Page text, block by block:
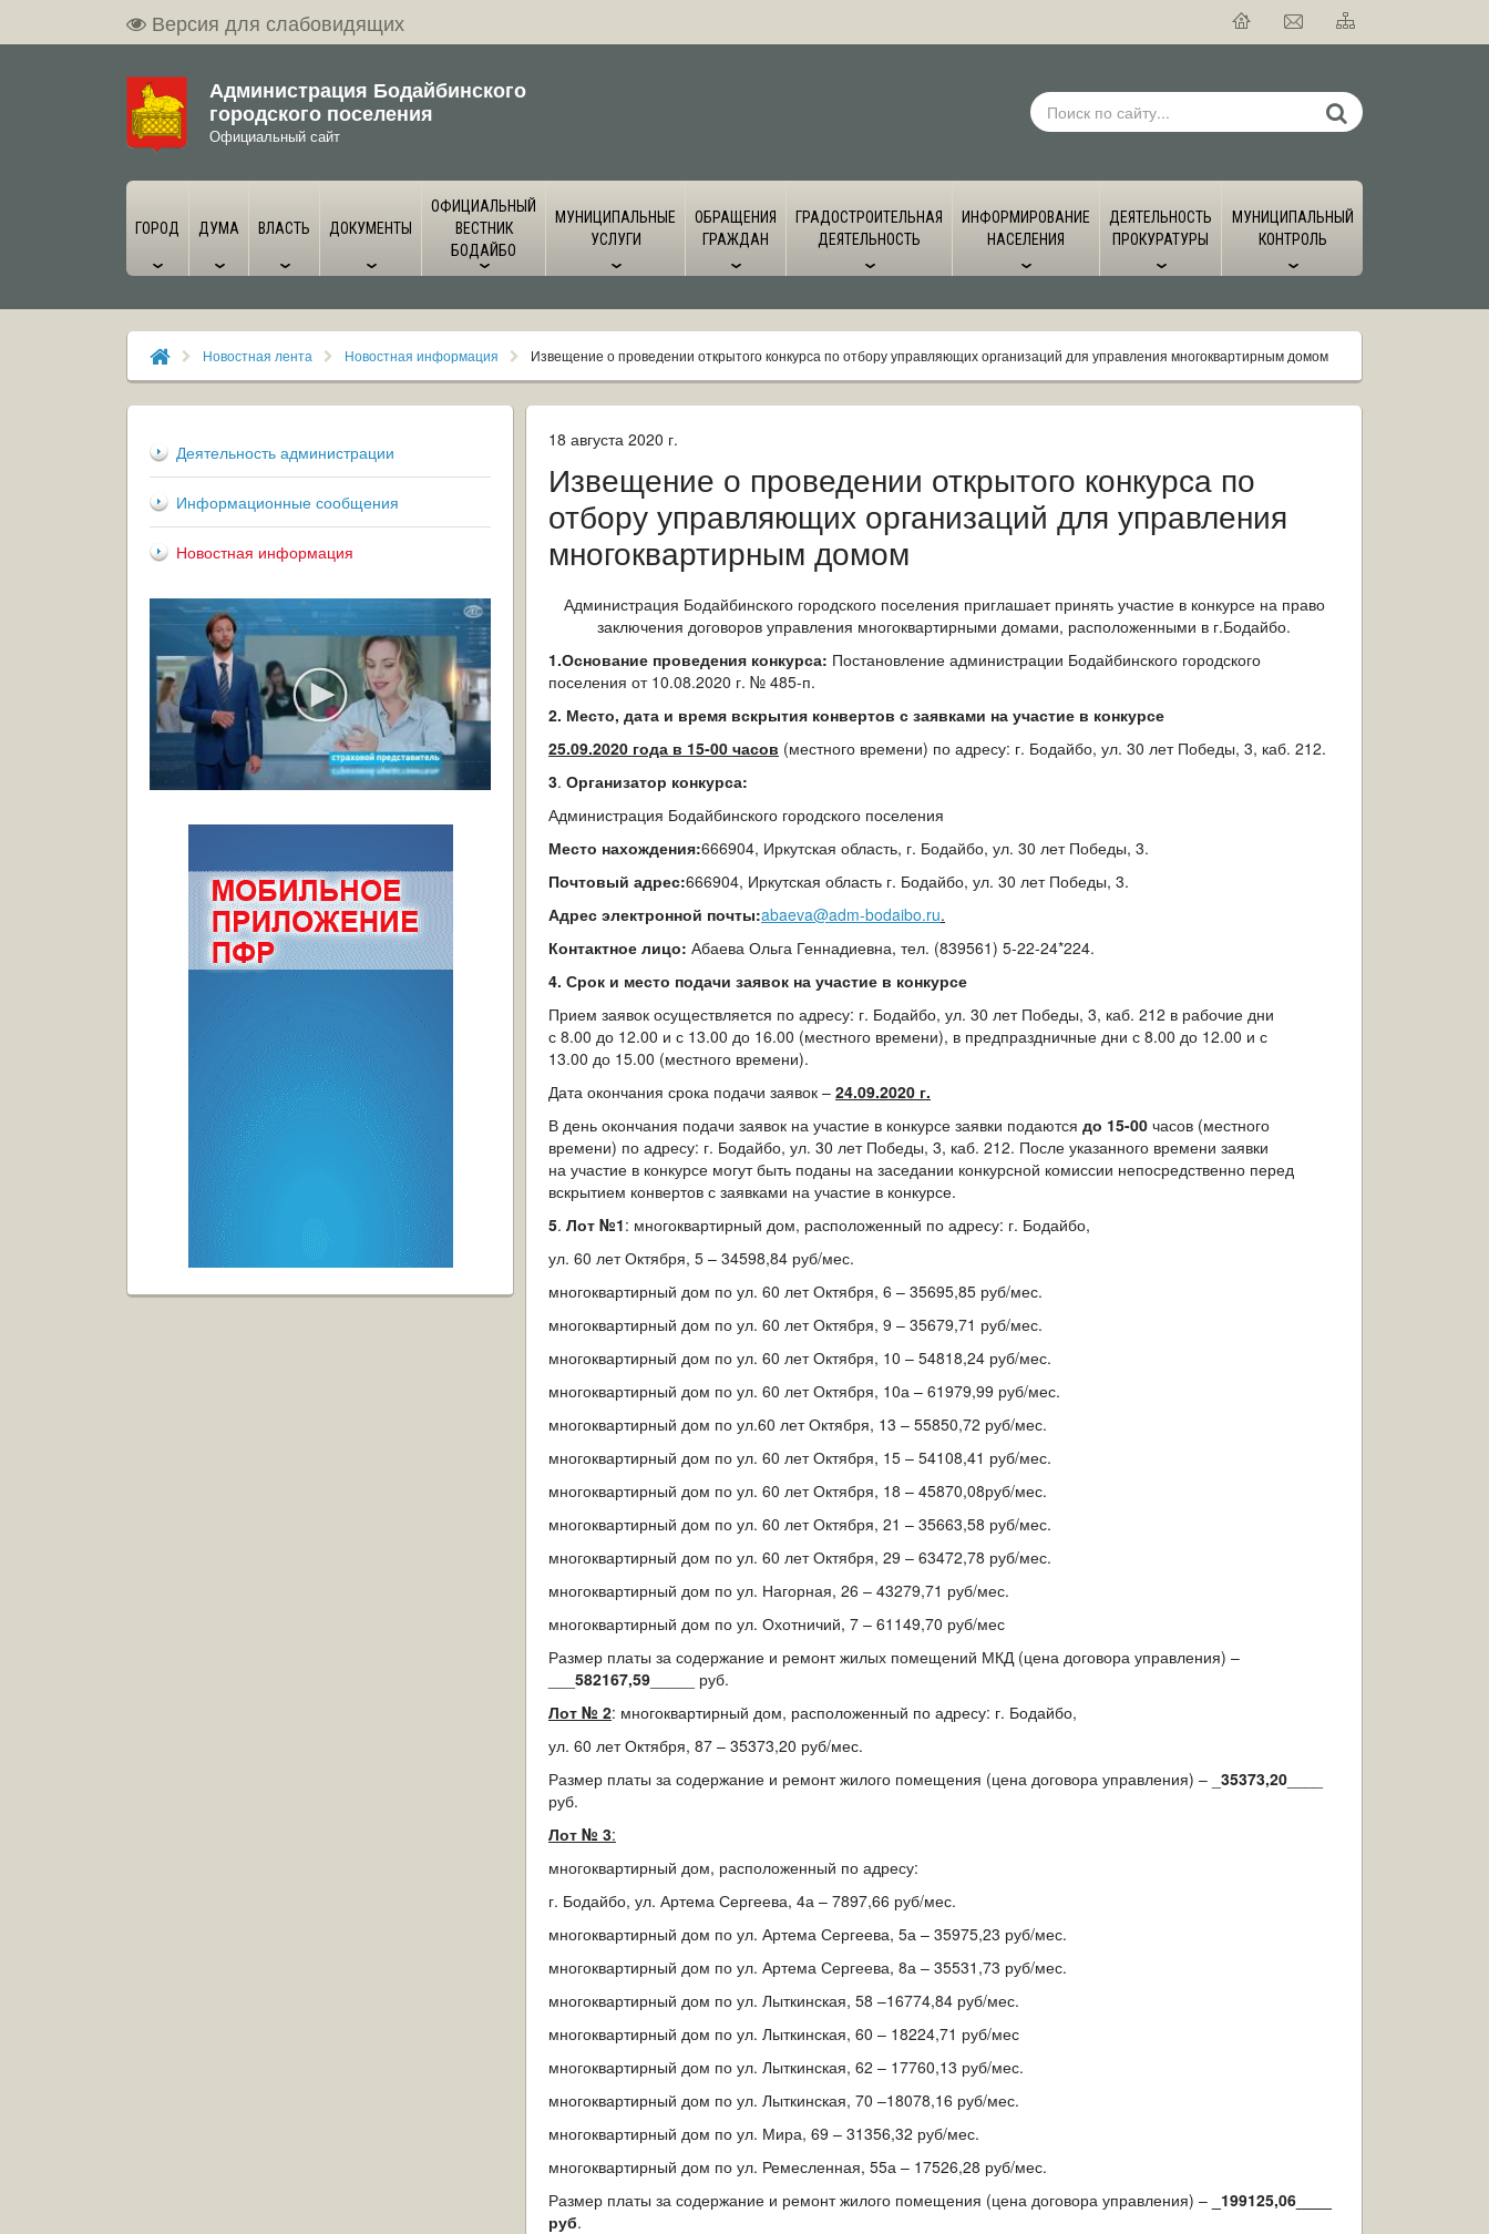
Версия для слабовидящих
Администрация Бодайбинского
городского поселения
Официальный сайт
ГОРОД ДУМА ВЛАСТЬ ДОКУМЕНТЫ
ОФИЦИАЛЬНЫЙ
ВЕСТНИК
БОДАЙБО
МУНИЦИПАЛЬНЫЕ
УСЛУГИ
ОБРАЩЕНИЯ
ГРАЖДАН
ГРАДОСТРОИТЕЛЬНАЯ
ДЕЯТЕЛЬНОСТЬ
ИНФОРМИРОВАНИЕ
НАСЕЛЕНИЯ
ДЕЯТЕЛЬНОСТЬ
ПРОКУРАТУРЫ
МУНИЦИПАЛЬНЫЙ
КОНТРОЛЬ
Новостная лента Новостная информация Извещение о проведении открытого конкурса по отбору управляющих организаций для управления многоквартирным домом
Деятельность администрации
Информационные сообщения
Новостная информация
18 августа 2020 г.
Извещение о проведении открытого конкурса по
отбору управляющих организаций для управления
многоквартирным домом
Администрация Бодайбинского городского поселения приглашает принять участие в конкурсе на право
заключения договоров управления многоквартирными домами, расположенными в г.Бодайбо.
1.Основание проведения конкурса: Постановление администрации Бодайбинского городского
поселения от 10.08.2020 г. № 485-п.
2. Место, дата и время вскрытия конвертов с заявками на участие в конкурсе
25.09.2020 года в 15-00 часов (местного времени) по адресу: г. Бодайбо, ул. 30 лет Победы, 3, каб. 212.
3. Организатор конкурса:
Администрация Бодайбинского городского поселения
Место нахождения:666904, Иркутская область, г. Бодайбо, ул. 30 лет Победы, 3.
Почтовый адрес:666904, Иркутская область г. Бодайбо, ул. 30 лет Победы, 3.
Адрес электронной почты:abaeva@adm-bodaibo.ru.
Контактное лицо: Абаева Ольга Геннадиевна, тел. (839561) 5-22-24*224.
4. Срок и место подачи заявок на участие в конкурсе
Прием заявок осуществляется по адресу: г. Бодайбо, ул. 30 лет Победы, 3, каб. 212 в рабочие дни
с 8.00 до 12.00 и с 13.00 до 16.00 (местного времени), в предпраздничные дни с 8.00 до 12.00 и с
13.00 до 15.00 (местного времени).
Дата окончания срока подачи заявок – 24.09.2020 г.
В день окончания подачи заявок на участие в конкурсе заявки подаются до 15-00 часов (местного
времени) по адресу: г. Бодайбо, ул. 30 лет Победы, 3, каб. 212. После указанного времени заявки
на участие в конкурсе могут быть поданы на заседании конкурсной комиссии непосредственно перед
вскрытием конвертов с заявками на участие в конкурсе.
5. Лот №1: многоквартирный дом, расположенный по адресу: г. Бодайбо,
ул. 60 лет Октября, 5 – 34598,84 руб/мес.
многоквартирный дом по ул. 60 лет Октября, 6 – 35695,85 руб/мес.
многоквартирный дом по ул. 60 лет Октября, 9 – 35679,71 руб/мес.
многоквартирный дом по ул. 60 лет Октября, 10 – 54818,24 руб/мес.
многоквартирный дом по ул. 60 лет Октября, 10а – 61979,99 руб/мес.
многоквартирный дом по ул.60 лет Октября, 13 – 55850,72 руб/мес.
многоквартирный дом по ул. 60 лет Октября, 15 – 54108,41 руб/мес.
многоквартирный дом по ул. 60 лет Октября, 18 – 45870,08руб/мес.
многоквартирный дом по ул. 60 лет Октября, 21 – 35663,58 руб/мес.
многоквартирный дом по ул. 60 лет Октября, 29 – 63472,78 руб/мес.
многоквартирный дом по ул. Нагорная, 26 – 43279,71 руб/мес.
многоквартирный дом по ул. Охотничий, 7 – 61149,70 руб/мес
Размер платы за содержание и ремонт жилых помещений МКД (цена договора управления) –
582167,59 _____ руб.
Лот № 2: многоквартирный дом, расположенный по адресу: г. Бодайбо,
ул. 60 лет Октября, 87 – 35373,20 руб/мес.
Размер платы за содержание и ремонт жилого помещения (цена договора управления) – _ 35373,20
руб.
Лот № 3:
многоквартирный дом, расположенный по адресу:
г. Бодайбо, ул. Артема Сергеева, 4а – 7897,66 руб/мес.
многоквартирный дом по ул. Артема Сергеева, 5а – 35975,23 руб/мес.
многоквартирный дом по ул. Артема Сергеева, 8а – 35531,73 руб/мес.
многоквартирный дом по ул. Лыткинская, 58 –16774,84 руб/мес.
многоквартирный дом по ул. Лыткинская, 60 – 18224,71 руб/мес
многоквартирный дом по ул. Лыткинская, 62 – 17760,13 руб/мес.
многоквартирный дом по ул. Лыткинская, 70 –18078,16 руб/мес.
многоквартирный дом по ул. Мира, 69 – 31356,32 руб/мес.
многоквартирный дом по ул. Ремесленная, 55а – 17526,28 руб/мес.
Размер платы за содержание и ремонт жилого помещения (цена договора управления) –
_199125,06____
руб.